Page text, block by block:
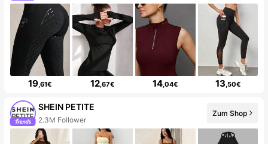
19,61€ 12,67€ 14,04€ 13,50€
SHEIN PETITE
2.3M Follower
Zum Shop